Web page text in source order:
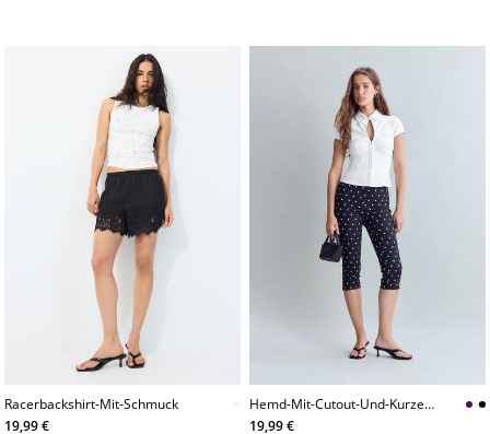
Racerbackshirt-Mit-Schmuck
19,99 €
Hemd-Mit-Cutout-Und-Kurzen-
Armeln
19,99 €